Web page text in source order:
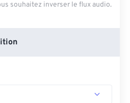
souhaitez inverser le flux audio.